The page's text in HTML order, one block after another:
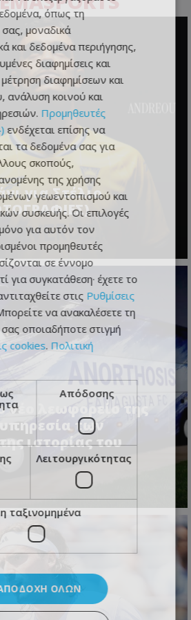
για Στέλιο
λεωφορείο της
των
ιστορίας του
όπως τη
μοναδικά
και δεδομένα περιήγησης,
διαφημίσεις και
διαφημίσεων και
ανάλυση κοινού και
Προμηθευτές
ενδέχεται επίσης να
τα δεδομένα σας για
σκοπούς,
της χρήσης
γεωεντοπισμού και
συσκευής. Οι επιλογές
για αυτόν τον
προμηθευτές
σε έννομο
για συγκατάθεση· έχετε το
στις Ρυθμίσεις
να ανακαλέσετε τη
οποιαδήποτε στιγμή
cookies. Πολιτική
Απόδοσης
Λειτουργικότητας
ταξινομημένα
ΌΛΩΝ